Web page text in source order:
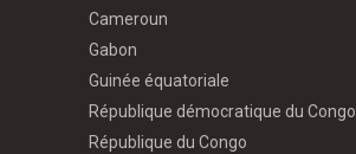
Cameroun
Gabon
Guinée équatoriale
République démocratique du Congo
République du Congo